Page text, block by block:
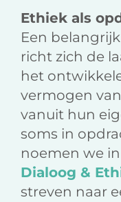
Ethiek als
Een
richt zich de
het
vermogen
vanuit hun
soms in
noemen we
Dialoog &
streven naar